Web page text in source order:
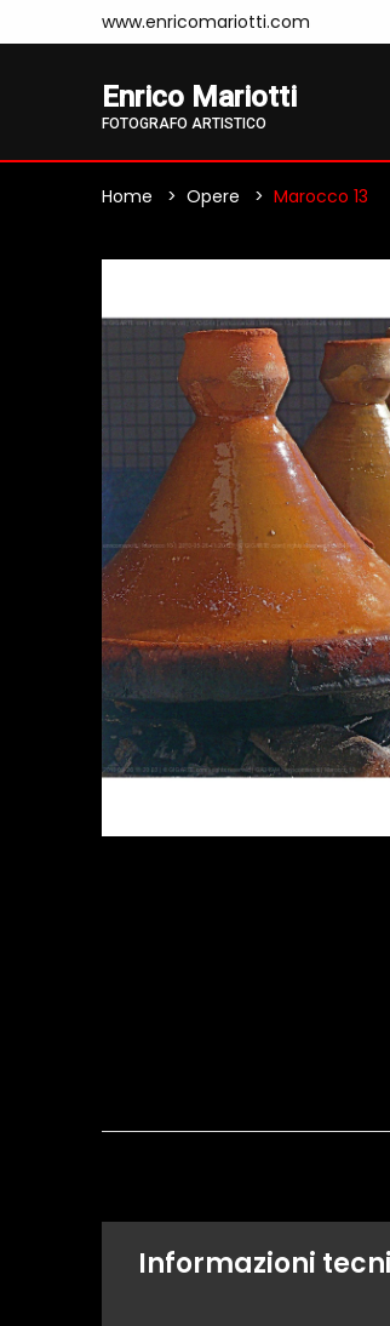
www.enricomariotti.com
Enrico Mariotti
FOTOGRAFO ARTISTICO
Home Opere Marocco 13
Informazioni